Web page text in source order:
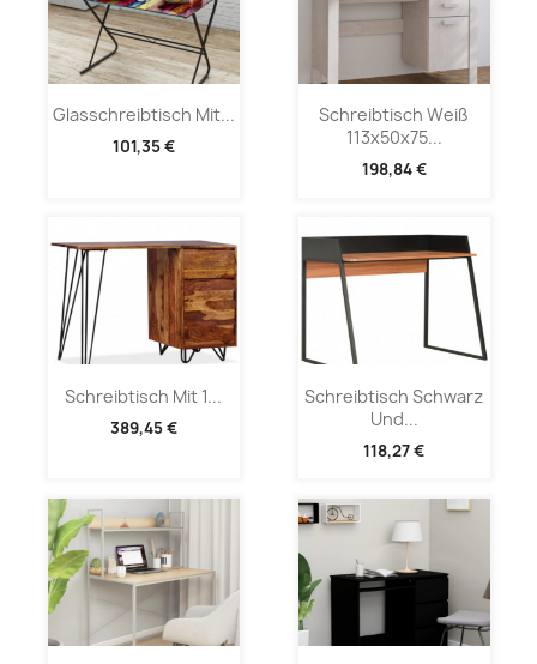
Glasschreibtisch Mit...
101,35 €
Schreibtisch Weiß
113x50x75...
198,84 €
Schreibtisch Mit 1...
389,45 €
Schreibtisch Schwarz
Und...
118,27 €